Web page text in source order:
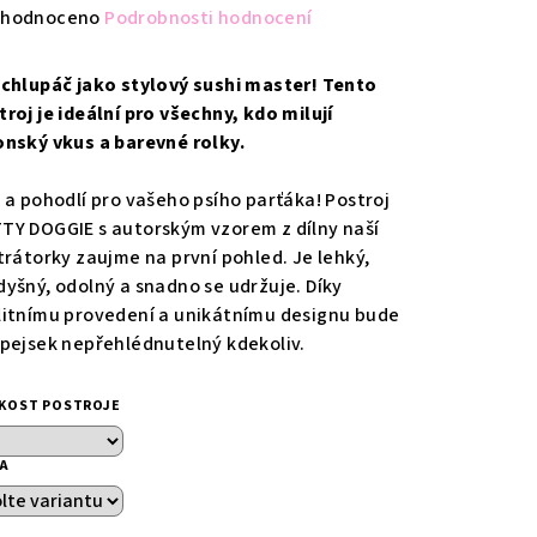
Podrobnosti hodnocení
chlupáč jako stylový sushi master! Tento
je ideální pro všechny, kdo milují
vkus a barevné rolky.
pohodlí pro vašeho psího parťáka! Postroj
DOGGIE s autorským vzorem z dílny naší
zaujme na první pohled. Je lehký,
odolný a snadno se udržuje. Díky
provedení a unikátnímu designu bude
nepřehlédnutelný kdekoliv.
POSTROJE